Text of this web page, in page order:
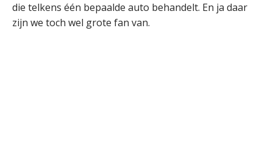
die telkens één bepaalde auto behandelt. En ja daar
zijn we toch wel grote fan van.